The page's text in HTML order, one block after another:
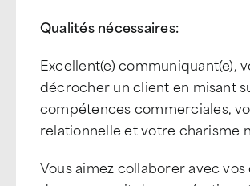
Qualités nécessaires:
Excellent(e) communiquant(e),
décrocher un client en misant
compétences commerciales,
relationnelle et votre charisme
Vous aimez collaborer avec